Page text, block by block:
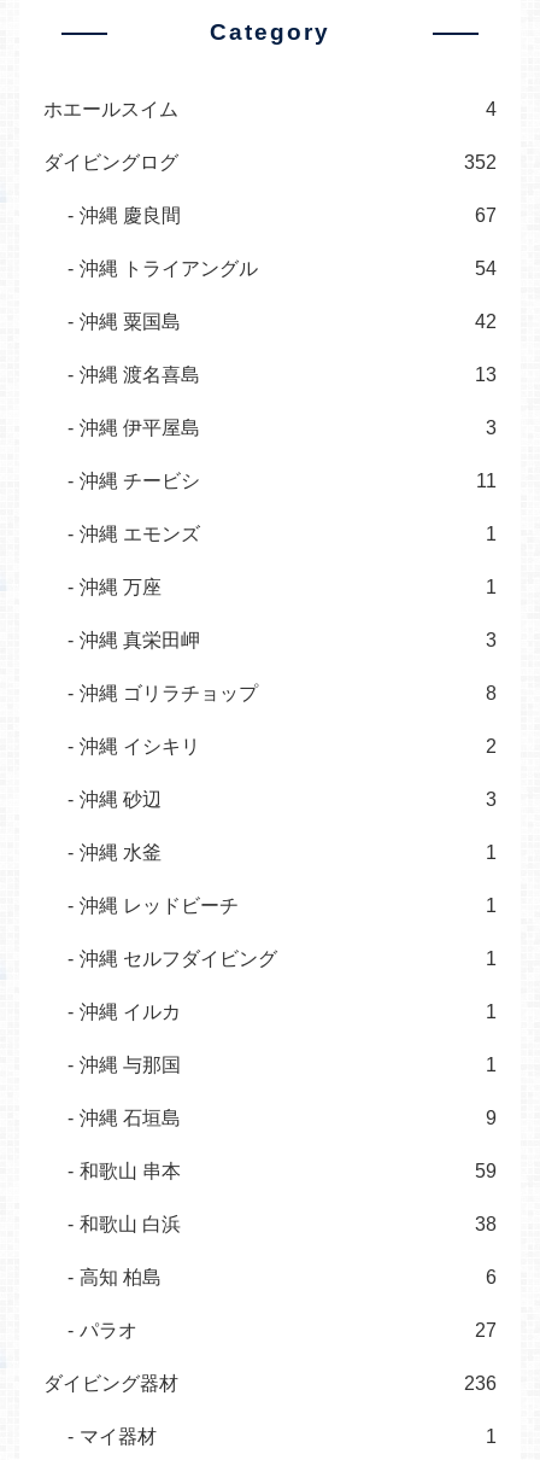
Category
ホエールスイム 4
ダイビングログ 352
沖縄 慶良間 67
沖縄 トライアングル 54
沖縄 粟国島 42
沖縄 渡名喜島 13
沖縄 伊平屋島 3
沖縄 チービシ 11
沖縄 エモンズ 1
沖縄 万座 1
沖縄 真栄田岬 3
沖縄 ゴリラチョップ 8
沖縄 イシキリ 2
沖縄 砂辺 3
沖縄 水釜 1
沖縄 レッドビーチ 1
沖縄 セルフダイビング 1
沖縄 イルカ 1
沖縄 与那国 1
沖縄 石垣島 9
和歌山 串本 59
和歌山 白浜 38
高知 柏島 6
パラオ 27
ダイビング器材 236
マイ器材 1